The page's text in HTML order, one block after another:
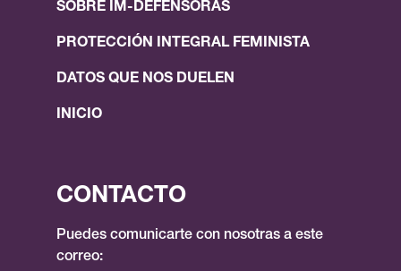
SOBRE IM-DEFENSORAS
PROTECCIÓN INTEGRAL FEMINISTA
DATOS QUE NOS DUELEN
INICIO
CONTACTO
Puedes comunicarte con nosotras a este
correo: